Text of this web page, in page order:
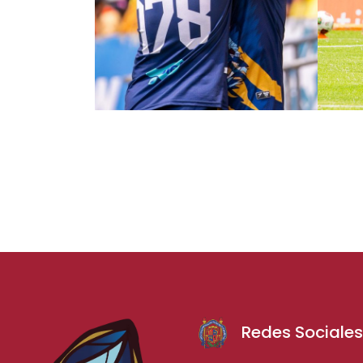
Redes Sociales